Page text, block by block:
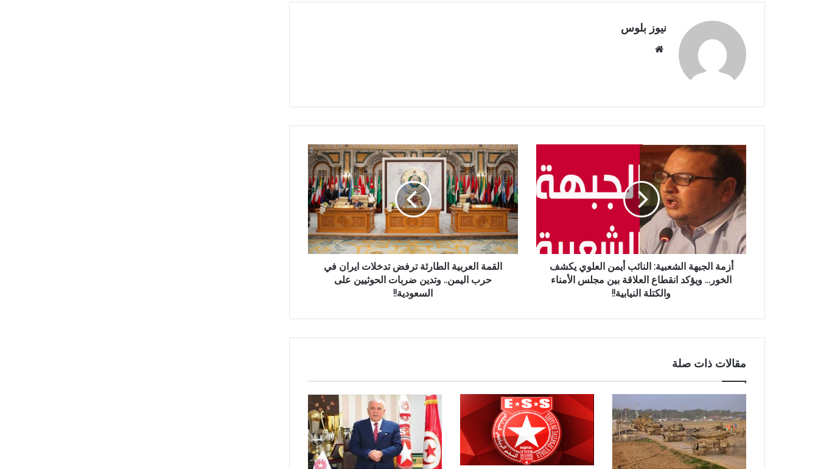
نيوز بلوس
أزمة الجبهة الشعبية: النائب أيمن العلوي يكشف
الخور... ويؤكد انقطاع العلاقة بين مجلس الأمناء
والكتلة النيابية!!
القمة العربية الطارئة ترفض تدخلات ايران في
حرب اليمن.. وتدين ضربات الحوثيين على
السعودية!!
مقالات ذات صلة